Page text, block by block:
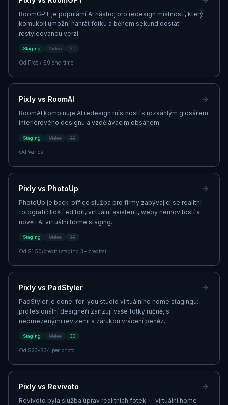
RoomGPT je populární AI nástroj pro redesign místností, který
komukoli umožní nahrát fotku a během sekund dostat
restyleovanou verzi.
Staging Video 3D
Od Free / $9 one-time
Pixly vs RoomAI
RoomAI kombinuje AI redesign místností s rozsáhlým glosářem
interiérového designu a vzdělávacím obsahem.
Staging Video 3D
Od Varies
Pixly vs PhotoUp
PhotoUp je back-office služba pro firmy zabývající se realitní
fotografií: lidští editoři, virtuální asistenti, weby nemovitostí a
nově i AI virtuální home staging.
Staging Video 3D
Od $1.50/credit (staging 3+ credits)
Pixly vs PadStyler
PadStyler je done-for-you studio virtuálního home stagingu:
profesionální designéři zařizují vaše fotky ručně, s
neomezenými revizemi a zárukou vrácení peněz.
Staging Video 3D
Od $23-$34 per photo
Pixly vs Revivoto
Revivoto byla služba úprav realitních fotek — virtuální home